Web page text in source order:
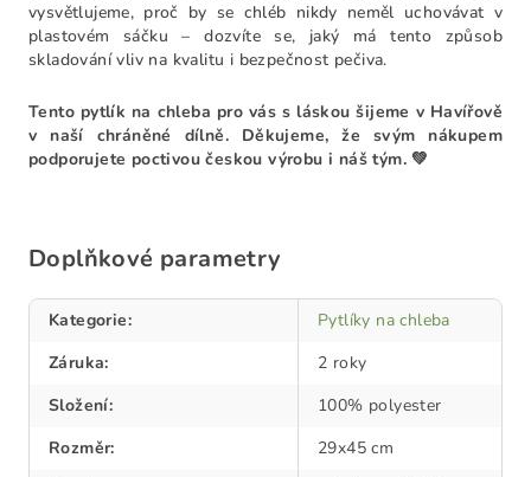
vysvětlujeme, proč by se chléb nikdy neměl uchovávat v
plastovém sáčku – dozvíte se, jaký má tento způsob
skladování vliv na kvalitu i bezpečnost pečiva.
Tento pytlík na chleba pro vás s láskou šijeme v Havířově
v naší chráněné dílně. Děkujeme, že svým nákupem
podporujete poctivou českou výrobu i náš tým. 💚
Doplňkové parametry
Kategorie:
Pytlíky na chleba
Záruka:
2 roky
Složení:
100% polyester
Rozměr:
29x45 cm